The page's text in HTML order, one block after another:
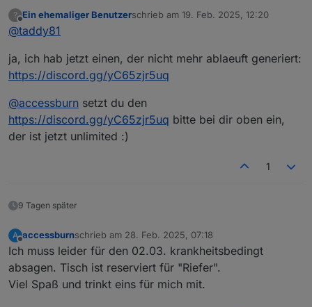
Ich bekomme die Meldung, dass der InviteLink
?
Offline
Ein ehemaliger Benutzerschrieb am 19. Feb. 2025, 12:20
zuletzt editiert von
@taddy81
ja, ich hab jetzt einen, der nicht mehr ablaeuft generiert:
https://discord.gg/yC65zjr5uq
@accessburn setzt du den
https://discord.gg/yC65zjr5uq bitte bei dir oben ein,
der ist jetzt unlimited :)
1
9 Tagen später
A accessburnschrieb am 28. Feb. 2025, 07:18
zuletzt editiert von
Ich muss leider für den 02.03. krankheitsbedingt
absagen. Tisch ist reserviert für "Riefer".
Viel Spaß und trinkt eins für mich mit.